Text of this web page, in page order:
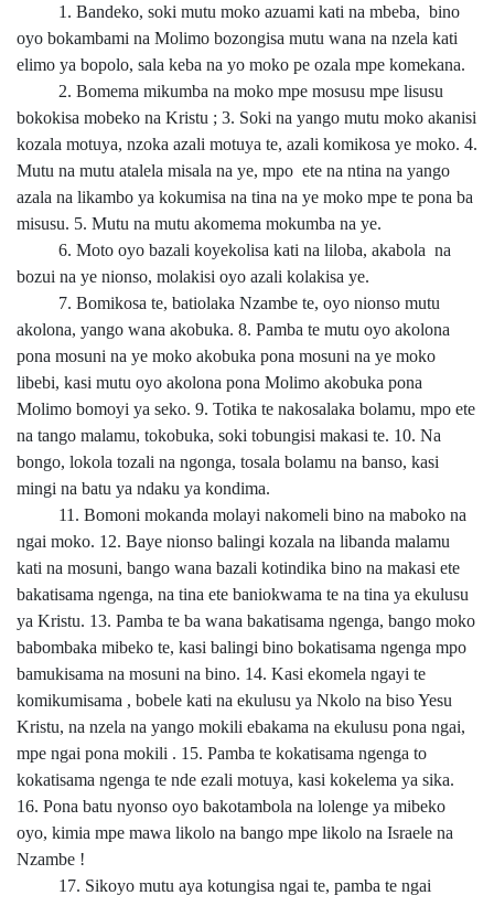
1. Bandeko, soki mutu moko azuami kati na mbeba, bino
oyo bokambami na Molimo bozongisa mutu wana na nzela kati
elimo ya bopolo, sala keba na yo moko pe ozala mpe komekana.
2. Bomema mikumba na moko mpe mosusu mpe lisusu
bokokisa mobeko na Kristu ; 3. Soki na yango mutu moko akanisi
kozala motuya, nzoka azali motuya te, azali komikosa ye moko. 4.
Mutu na mutu atalela misala na ye, mpo ete na ntina na yango
azala na likambo ya kokumisa na tina na ye moko mpe te pona ba
misusu. 5. Mutu na mutu akomema mokumba na ye.
6. Moto oyo bazali koyekolisa kati na liloba, akabola na
bozui na ye nionso, molakisi oyo azali kolakisa ye.
7. Bomikosa te, batiolaka Nzambe te, oyo nionso mutu
akolona, yango wana akobuka. 8. Pamba te mutu oyo akolona
pona mosuni na ye moko akobuka pona mosuni na ye moko
libebi, kasi mutu oyo akolona pona Molimo akobuka pona
Molimo bomoyi ya seko. 9. Totika te nakosalaka bolamu, mpo ete
na tango malamu, tokobuka, soki tobungisi makasi te. 10. Na
bongo, lokola tozali na ngonga, tosala bolamu na banso, kasi
mingi na batu ya ndaku ya kondima.
11. Bomoni mokanda molayi nakomeli bino na maboko na
ngai moko. 12. Baye nionso balingi kozala na libanda malamu
kati na mosuni, bango wana bazali kotindika bino na makasi ete
bakatisama ngenga, na tina ete baniokwama te na tina ya ekulusu
ya Kristu. 13. Pamba te ba wana bakatisama ngenga, bango moko
babombaka mibeko te, kasi balingi bino bokatisama ngenga mpo
bamukisama na mosuni na bino. 14. Kasi ekomela ngayi te
komikumisama , bobele kati na ekulusu ya Nkolo na biso Yesu
Kristu, na nzela na yango mokili ebakama na ekulusu pona ngai,
mpe ngai pona mokili . 15. Pamba te kokatisama ngenga to
kokatisama ngenga te nde ezali motuya, kasi kokelema ya sika.
16. Pona batu nyonso oyo bakotambola na lolenge ya mibeko
oyo, kimia mpe mawa likolo na bango mpe likolo na Israele na
Nzambe !
17. Sikoyo mutu aya kotungisa ngai te, pamba te ngai